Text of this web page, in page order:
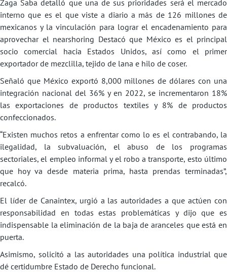
Zaga Saba detalló que una de sus prioridades será el mercado
interno que es el que viste a diario a más de 126 millones de
mexicanos y la vinculación para lograr el encadenamiento para
aprovechar el nearshoring Destacó que México es el principal
socio comercial hacia Estados Unidos, así como el primer
exportador de mezclilla, tejido de lana e hilo de coser.
Señaló que México exportó 8,000 millones de dólares con una
integración nacional del 36% y en 2022, se incrementaron 18%
las exportaciones de productos textiles y 8% de productos
confeccionados.
“Existen muchos retos a enfrentar como lo es el contrabando, la
ilegalidad, la subvaluación, el abuso de los programas
sectoriales, el empleo informal y el robo a transporte, esto último
que hoy va desde materia prima, hasta prendas terminadas”,
recalcó.
El líder de Canaintex, urgió a las autoridades a que actúen con
responsabilidad en todas estas problemáticas y dijo que es
indispensable la eliminación de la baja de aranceles que está en
puerta.
Asimismo, solicitó a las autoridades una política industrial que
dé certidumbre Estado de Derecho funcional.